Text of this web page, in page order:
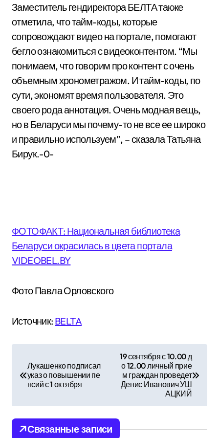
Заместитель гендиректора БЕЛТА также
отметила, что тайм-коды, которые
сопровождают видео на портале, помогают
бегло ознакомиться с видеоконтентом. “Мы
понимаем, что говорим про контент с очень
объемным хронометражом. И тайм-коды, по
сути, экономят время пользователя. Это
своего рода аннотация. Очень модная вещь,
но в Беларуси мы почему-то не все ее широко
и правильно используем”, – сказала Татьяна
Бирук.-0-
ФОТОФАКТ: Национальная библиотека
Беларуси окрасилась в цвета портала
VIDEOBEL.BY
Фото Павла Орловского
Источник: BELTA
и
г
Лукашенко подписал
указ о повышении пе
нсий с 1 октября
19 сентября с 10.00 д
о 12.00 личный прие
м граждан проведет
Денис Иванович УШ
АЦКИЙ
Связанные записи